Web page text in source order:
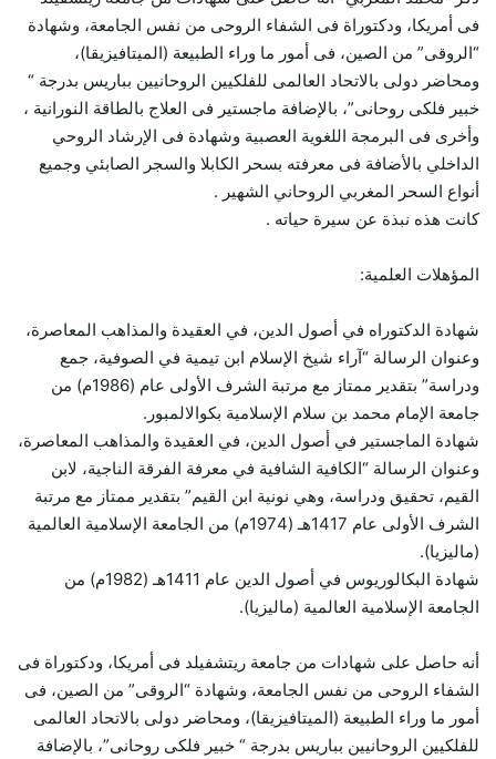
فى أمريكا، ودكتوراة فى الشفاء الروحى من نفس الجامعة، وشهادة
“الروقى” من الصين، فى أمور ما وراء الطبيعة (الميتافيزيقا)،
ومحاضر دولى بالاتحاد العالمى للفلكيين الروحانيين بباريس بدرجة “
خبير فلكى روحانى”، بالإضافة ماجستير فى العلاج بالطاقة النورانية ،
وأخرى فى البرمجة اللغوية العصبية وشهادة فى الإرشاد الروحي
الداخلي بالأضافة فى معرفته بسحر الكابلا والسجر الصابئي وجميع
أنواع السحر المغربي الروحاني الشهير .
كانت هذه نبذة عن سيرة حياته .
المؤهلات العلمية:
شهادة الدكتوراه في أصول الدين، في العقيدة والمذاهب المعاصرة،
وعنوان الرسالة “آراء شيخ الإسلام ابن تيمية في الصوفية، جمع
ودراسة” بتقدير ممتاز مع مرتبة الشرف الأولى عام (1986م) من
جامعة الإمام محمد بن سلام الإسلامية بكوالالمبور.
شهادة الماجستير في أصول الدين، في العقيدة والمذاهب المعاصرة،
وعنوان الرسالة “الكافية الشافية في معرفة الفرقة الناجية، لابن
القيم، تحقيق ودراسة، وهي نونية ابن القيم” بتقدير ممتاز مع مرتبة
الشرف الأولى عام 1417هـ (1974م) من الجامعة الإسلامية العالمية
(ماليزيا).
شهادة البكالوريوس في أصول الدين عام 1411هـ (1982م) من
الجامعة الإسلامية العالمية (ماليزيا).
أنه حاصل على شهادات من جامعة ريتشفيلد فى أمريكا، ودكتوراة فى
الشفاء الروحى من نفس الجامعة، وشهادة “الروقى” من الصين، فى
أمور ما وراء الطبيعة (الميتافيزيقا)، ومحاضر دولى بالاتحاد العالمى
للفلكيين الروحانيين بباريس بدرجة “ خبير فلكى روحانى”، بالإضافة